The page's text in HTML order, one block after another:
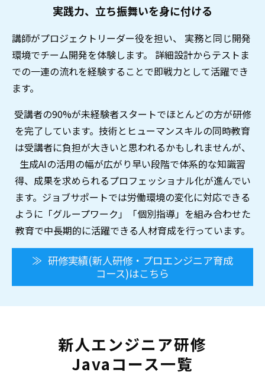
実践力、立ち振舞いを身に付ける
講師がプロジェクトリーダー役を担い、 実務と同じ開発
環境でチーム開発を体験します。 詳細設計からテストま
での一連の流れを経験することで即戦力として活躍でき
ます。
受講者の90%が未経験者スタートでほとんどの方が研修
を完了しています。技術とヒューマンスキルの同時教育
は受講者に負担が大きいと思われるかもしれませんが、
生成AIの活用の幅が広がり早い段階で体系的な知識習
得、成果を求められるプロフェッショナル化が進んでい
ます。ジョブサポートでは労働環境の変化に対応できる
ように「グループワーク」「個別指導」を組み合わせた
教育で中長期的に活躍できる人材育成を行っています。
研修実績(新人研修・プロエンジニア育成
コース)はこちら
新人エンジニア研修
Javaコース一覧